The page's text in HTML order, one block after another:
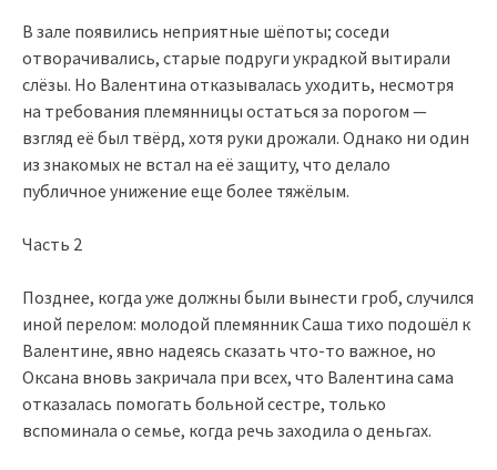
В зале появились неприятные шёпоты; соседи
отворачивались, старые подруги украдкой вытирали
слёзы. Но Валентина отказывалась уходить, несмотря
на требования племянницы остаться за порогом —
взгляд её был твёрд, хотя руки дрожали. Однако ни один
из знакомых не встал на её защиту, что делало
публичное унижение еще более тяжёлым.
Часть 2
Позднее, когда уже должны были вынести гроб, случился
иной перелом: молодой племянник Саша тихо подошёл к
Валентине, явно надеясь сказать что-то важное, но
Оксана вновь закричала при всех, что Валентина сама
отказалась помогать больной сестре, только
вспоминала о семье, когда речь заходила о деньгах.